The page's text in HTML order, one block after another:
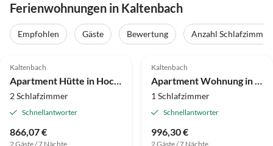
Ferienwohnungen in Kaltenbach
Empfohlen Gäste Bewertung
Anzahl Schlafzimmer
Kaltenbach
Apartment Hütte in Hochfügen nahe Skipisten
2 Schlafzimmer
Schnellantworter
866,07 €
2 Gäste / 7 Nächte
Kaltenbach
Apartment Wohnung in Kaltenbach nahe Skilift
1 Schlafzimmer
Schnellantworter
996,30 €
2 Gäste / 7 Nächte